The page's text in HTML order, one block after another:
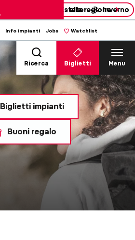
alla regione
Estate Inverno
Info impianti Jobs Watchlist
Ricerca Biglietti Menu
Biglietti impianti
Buoni regalo